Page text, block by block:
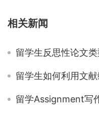
相关新闻
留学生反思性论文
留学生如何利用文献综
留学Assignment写